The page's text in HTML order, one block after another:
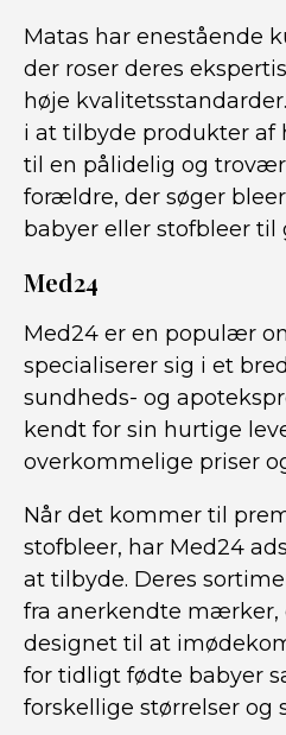
Matas har enestående
der roser deres
høje
i at tilbyde produkter af
til en pålidelig og
forældre, der søger
babyer eller stofbleer til
Med24
Med24 er en populær
specialiserer sig i et
sundheds- og
kendt for sin hurtige
overkommelige priser
Når det kommer til
stofbleer, har Med24
at tilbyde. Deres
fra anerkendte mærker,
designet til at
for tidligt fødte babyer
forskellige størrelser og